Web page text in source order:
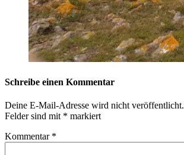
Schreibe einen Kommentar
Deine E-Mail-Adresse wird nicht veröffentlicht.
Felder sind mit * markiert
Kommentar *